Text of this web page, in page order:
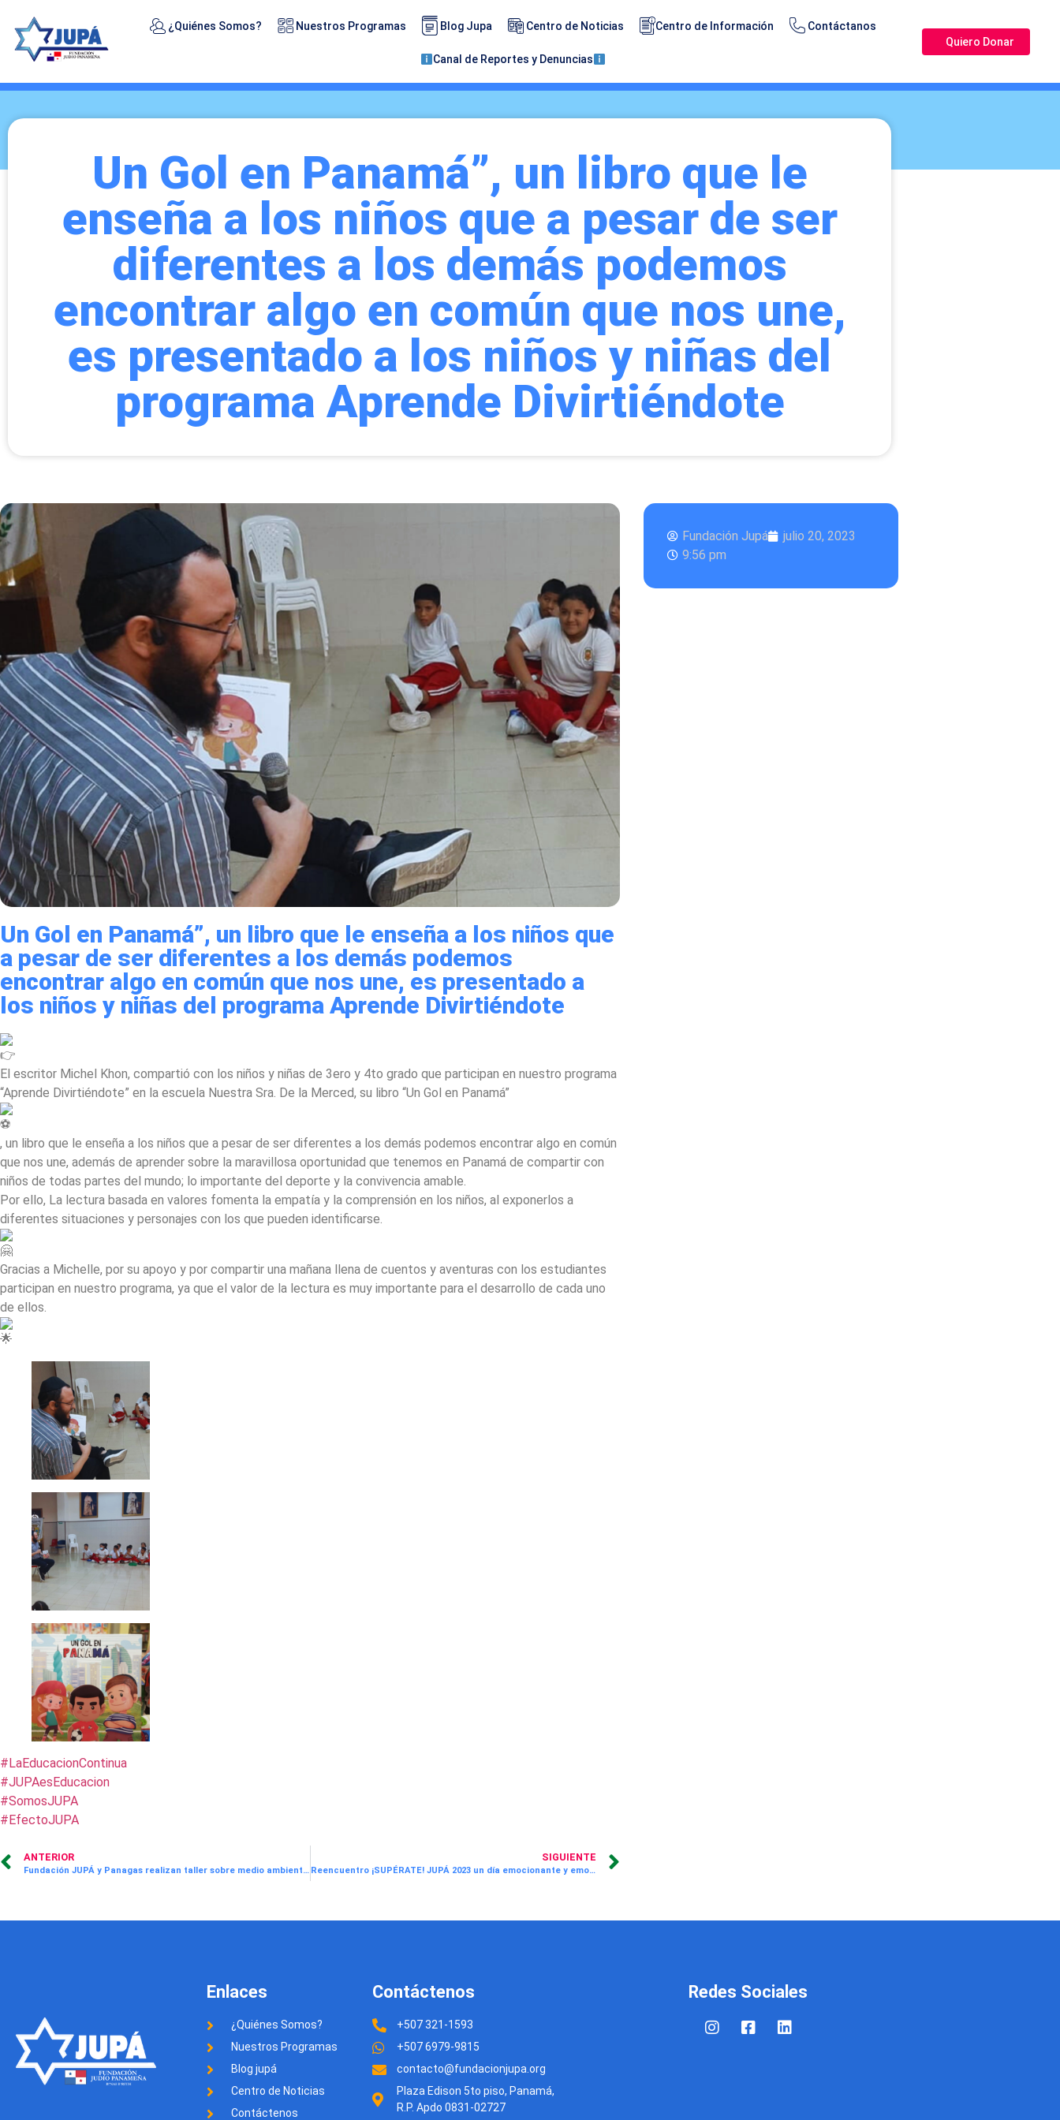
¿Quiénes Somos? Nuestros Programas Blog Jupa Centro de Noticias Centro de Información Contáctanos
Canal de Reportes y Denuncias
Quiero Donar
Un Gol en Panamá”, un libro que le
enseña a los niños que a pesar de ser
diferentes a los demás podemos
encontrar algo en común que nos une,
es presentado a los niños y niñas del
programa Aprende Divirtiéndote
Un Gol en Panamá”, un libro que le enseña a los niños que
a pesar de ser diferentes a los demás podemos
encontrar algo en común que nos une, es presentado a
los niños y niñas del programa Aprende Divirtiéndote
El escritor Michel Khon, compartió con los niños y niñas de 3ero y 4to grado que participan en nuestro programa
“Aprende Divirtiéndote” en la escuela Nuestra Sra. De la Merced, su libro “Un Gol en Panamá”
, un libro que le enseña a los niños que a pesar de ser diferentes a los demás podemos encontrar algo en común
que nos une, además de aprender sobre la maravillosa oportunidad que tenemos en Panamá de compartir con
niños de todas partes del mundo; lo importante del deporte y la convivencia amable.
Por ello, La lectura basada en valores fomenta la empatía y la comprensión en los niños, al exponerlos a
diferentes situaciones y personajes con los que pueden identificarse.
Gracias a Michelle, por su apoyo y por compartir una mañana llena de cuentos y aventuras con los estudiantes
participan en nuestro programa, ya que el valor de la lectura es muy importante para el desarrollo de cada uno
de ellos.
#LaEducacionContinua
#JUPAesEducacion
#SomosJUPA
#EfectoJUPA
ANTERIOR
Fundación JUPÁ y Panagas realizan taller sobre medio ambiente, uso correcto de los desechos y huella hídrica en el Instituto Comercial Panamá
SIGUIENTE
Reencuentro ¡SUPÉRATE! JUPÁ 2023 un día emocionante y emotivo junto a antiguos participantes y amigos de nuestro programa
Fundación Jupá
julio 20, 2023
9:56 pm
Enlaces
¿Quiénes Somos?
Nuestros Programas
Blog jupá
Centro de Noticias
Contáctenos
Contáctenos
+507 321-1593
+507 6979-9815
contacto@fundacionjupa.org
Plaza Edison 5to piso, Panamá,
R.P. Apdo 0831-02727
Redes Sociales